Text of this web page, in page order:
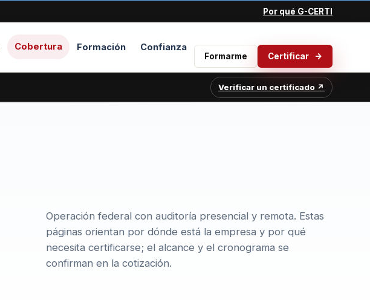
Por qué G-CERTI
Cobertura Formación Confianza
Formarme Certificar
Verificar un certificado ↗
Operación federal con auditoría presencial y remota. Estas
páginas orientan por dónde está la empresa y por qué
necesita certificarse; el alcance y el cronograma se
confirman en la cotización.